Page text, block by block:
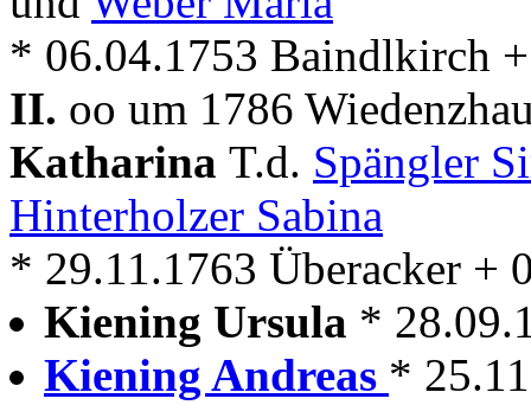
* 06.04.1753 Baindlkirch
II. oo um 1786
Katharina T.d. Spängler
Hinterholzer Sabina
* 29.11.1763 Überacker +
Kiening Ursula *
Kiening Andreas *